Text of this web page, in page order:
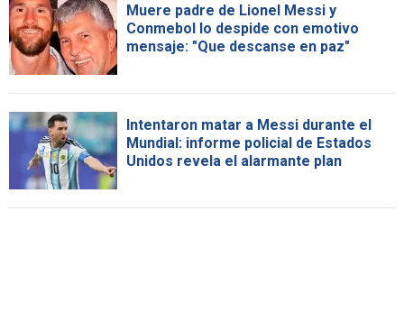
Muere padre de Lionel Messi y
Conmebol lo despide con emotivo
mensaje: "Que descanse en paz"
Intentaron matar a Messi durante el
Mundial: informe policial de Estados
Unidos revela el alarmante plan